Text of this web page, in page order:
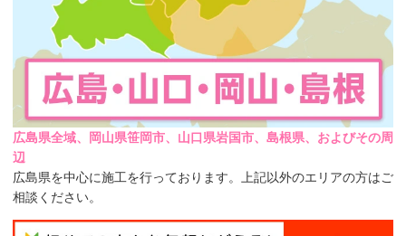
広島県全域、岡山県笹岡市、山口県岩国市、島根県、およびその周
辺
広島県を中心に施工を行っております。上記以外のエリアの方はご
相談ください。